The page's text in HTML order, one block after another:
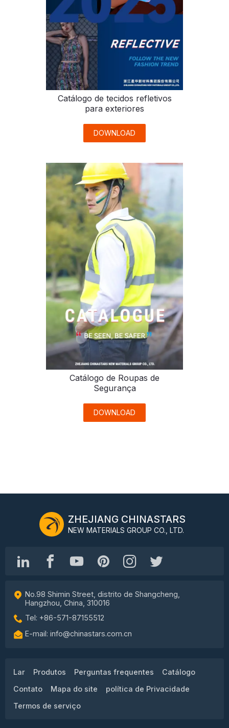
Catálogo de tecidos refletivos
para exteriores
DOWNLOAD
Catálogo de Roupas de
Segurança
DOWNLOAD
ZHEJIANG CHINASTARS
NEW MATERIALS GROUP CO., LTD.
No.98 Shimin Street, distrito de Shangcheng,
Hangzhou, China, 310016
Tel: +86-571-87155512
E-mail: info@chinastars.com.cn
Lar Produtos Perguntas frequentes
Catálogo
Contato
Mapa do site
política de Privacidade
Termos de serviço